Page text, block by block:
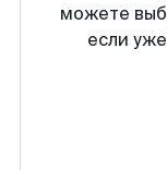
можете
если